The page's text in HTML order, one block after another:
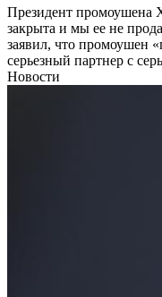
Президент промоушена
закрыта и мы ее не
заявил, что промоушен
серьезный партнер с
Новости